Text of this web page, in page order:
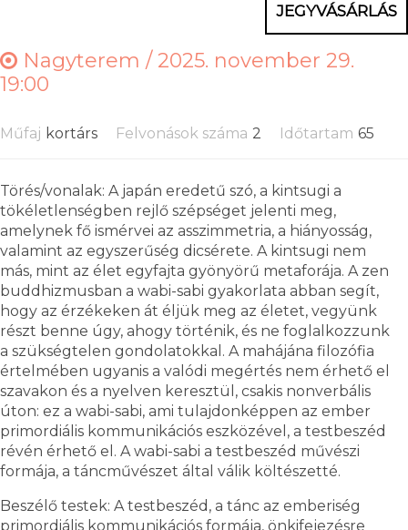
JEGYVÁSÁRLÁS
Nagyterem /2025. november 29.
19:00
Műfaj kortárs Felvonások száma 2 Időtartam 65
Törés/vonalak: A japán eredetű szó, a kintsugi a
tökéletlenségben rejlő szépséget jelenti meg,
amelynek fő ismérvei az asszimmetria, a hiányosság,
valamint az egyszerűség dicsérete. A kintsugi nem
más, mint az élet egyfajta gyönyörű metaforája. A zen
buddhizmusban a wabi-sabi gyakorlata abban segít,
hogy az érzékeken át éljük meg az életet, vegyünk
részt benne úgy, ahogy történik, és ne foglalkozzunk
a szükségtelen gondolatokkal. A mahájána filozófia
értelmében ugyanis a valódi megértés nem érhető el
szavakon és a nyelven keresztül, csakis nonverbális
úton: ez a wabi-sabi, ami tulajdonképpen az ember
primordiális kommunikációs eszközével, a testbeszéd
révén érhető el. A wabi-sabi a testbeszéd művészi
formája, a táncművészet által válik költészetté.
Beszélő testek: A testbeszéd, a tánc az emberiség
primordiális kommunikációs formája, önkifejezésre